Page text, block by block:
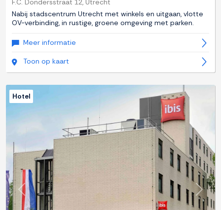
F.C. Dondersstraat 12, Utrecht
Nabij stadscentrum Utrecht met winkels en uitgaan, vlotte
OV-verbinding, in rustige, groene omgeving met parken.
Meer informatie
Toon op kaart
Previous Next
Hotel